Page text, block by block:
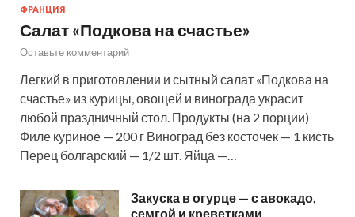
ФРАНЦИЯ
Салат «Подкова на счастье»
Оставьте комментарий
Легкий в приготовлении и сытный салат «Подкова на
счастье» из курицы, овощей и винограда украсит
любой праздничный стол. Продукты (на 2 порции)
Филе куриное — 200 г Виноград без косточек — 1 кисть
Перец болгарский — 1/2 шт. Яйца —…
Закуска в огурце — с авокадо,
семгой и креветками